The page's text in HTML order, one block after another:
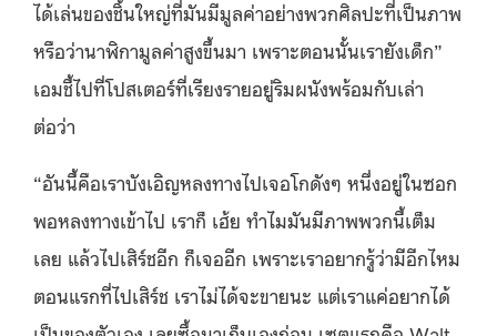
ได้เล่นของชิ้นใหญ่ที่มันมีมูลค่าอย่างพวกศิลปะที่เป็นภาพ
หรือว่านาฬิกามูลค่าสูงขึ้นมา เพราะตอนนั้นเรายังเด็ก”
เอมชี้ไปที่โปสเตอร์ที่เรียงรายอยู่ริมผนังพร้อมกับเล่า
ต่อว่า
“อันนี้คือเราบังเอิญหลงทางไปเจอโกดังๆ หนึ่งอยู่ในซอก
พอหลงทางเข้าไป เราก็ เฮ้ย ทำไมมันมีภาพพวกนี้เต็ม
เลย แล้วไปเสิร์ชอีก ก็เจออีก เพราะเราอยากรู้ว่ามีอีกไหม
ตอนแรกที่ไปเสิร์ช เราไม่ได้จะขายนะ แต่เราแค่อยากได้